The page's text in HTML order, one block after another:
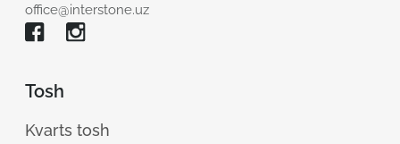
office@interstone.uz
Tosh
Kvarts tosh